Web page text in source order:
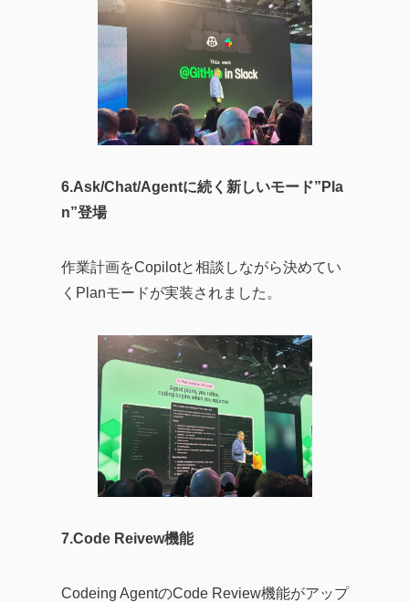
6.Ask/Chat/Agentに続く新しいモード”Pla
n”登場
作業計画をCopilotと相談しながら決めてい
くPlanモードが実装されました。
7.Code Reivew機能
Codeing AgentのCode Review機能がアップ